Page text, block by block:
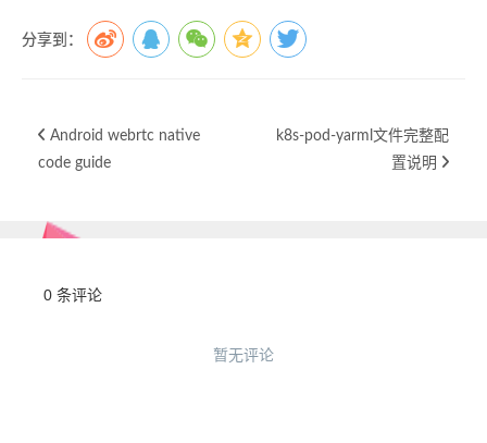
分享到：
Android webrtc native
code guide
k8s-pod-yarml文件完整配
置说明